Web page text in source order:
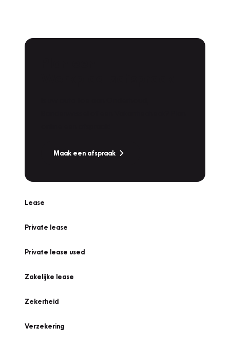
Maak een afspraak
Lease
Private lease
Private lease used
Zakelijke lease
Zekerheid
Verzekering